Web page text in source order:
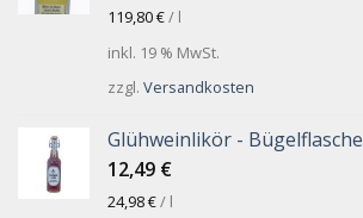
119,80€/ l
inkl. 19 % MwSt.
zzgl. Versandkosten
Glühweinlikör - Bügelflasche
12,49 €
24,98€/ l